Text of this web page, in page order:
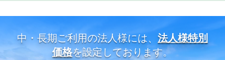
中・長期ご利用の法人様には、 法人様特別
価格を設定しております。